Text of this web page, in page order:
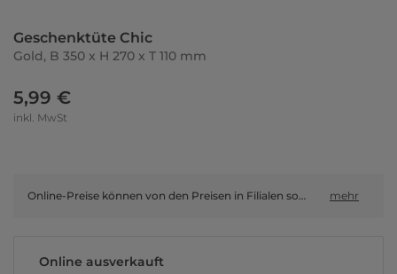
Geschenktüte Chic
Gold, B 350 x H 270 x T 110 mm
5,99 €
inkl. MwSt
Online-Preise können von den Preisen in Filialen sowie Shop-in-Shop-Flächen abweichen. mehr
Online ausverkauft